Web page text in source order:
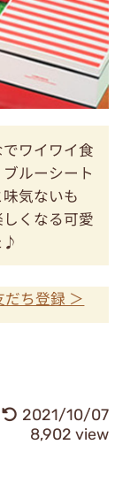
ワイワイ食
ルーシート
気ないも
くなる可愛
♪
ち登録 ＞
2021/10/07
8,902 view